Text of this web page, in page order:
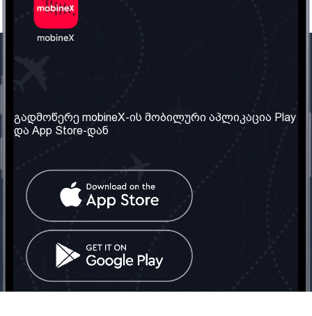
ჩვენ შესახებ
ჩვენი სერვისები
წესები და პირობები
კითხვები
კონტაქტი
საქართველო: თბილისი
ტელ: 032 2 04 00 50
ელ. ფოსტა:
info@mobinex.ge
სოციალური ქსელი
გადმოწერე mobineX-ის მობილური აპლიკაცია Play
და App Store-დან